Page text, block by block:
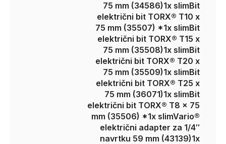
75 mm (34586)1x slimBit
električni bit TORX® T10 x
75 mm (35507) *1x slimBit
električni bit TORX® T15 x
75 mm (35508)1x slimBit
električni bit TORX® T20 x
75 mm (35509)1x slimBit
električni bit TORX® T25 x
75 mm (36071)1x slimBit
električni bit TORX® T8 x 75
mm (35506) *1x slimVario®
električni adapter za 1/4″
navrtku 59 mm (43139)1x